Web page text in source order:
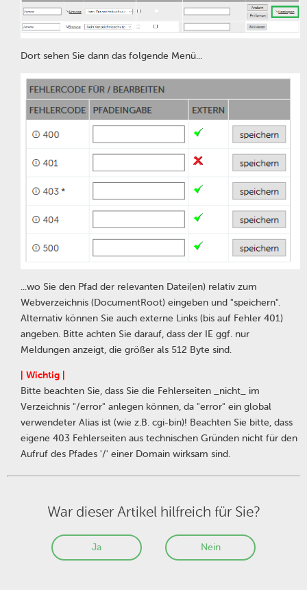
Dort sehen Sie dann das folgende Menü...
...wo Sie den Pfad der relevanten Datei(en) relativ zum
Webverzeichnis (DocumentRoot) eingeben und "speichern".
Alternativ können Sie auch externe Links (bis auf Fehler 401)
angeben. Bitte achten Sie darauf, dass der IE ggf. nur
Meldungen anzeigt, die größer als 512 Byte sind.
| Wichtig |
Bitte beachten Sie, dass Sie die Fehlerseiten _nicht_ im
Verzeichnis "/error" anlegen können, da "error" ein global
verwendeter Alias ist (wie z.B. cgi-bin)! Beachten Sie bitte, dass
eigene 403 Fehlerseiten aus technischen Gründen nicht für den
Aufruf des Pfades '/' einer Domain wirksam sind.
War dieser Artikel hilfreich für Sie?
Ja Nein